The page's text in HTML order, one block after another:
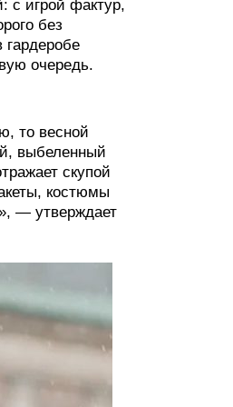
с игрой фактур,
без
гардеробе
очередь.
то весной
выбеленный
скупой
костюмы
— утверждает